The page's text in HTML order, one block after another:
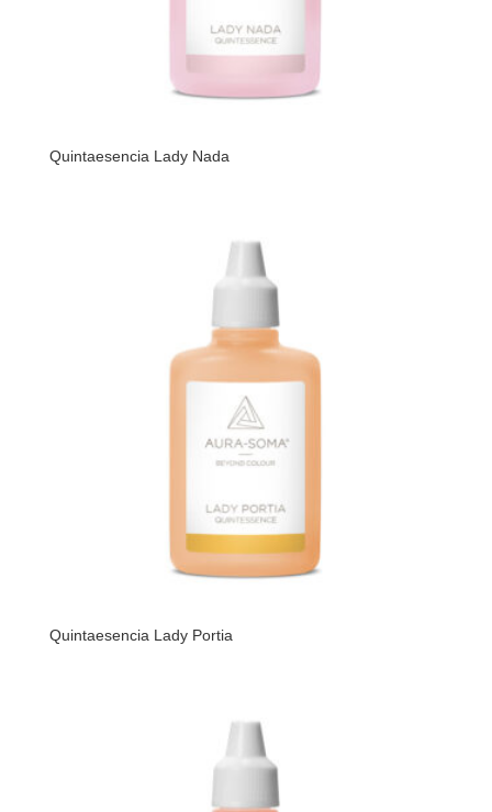
Quintaesencia Lady Nada
Quintaesencia Lady Portia